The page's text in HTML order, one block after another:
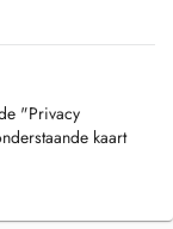
"Privacy
kaart